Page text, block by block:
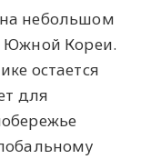
небольшом
Южной Кореи.
остается
для